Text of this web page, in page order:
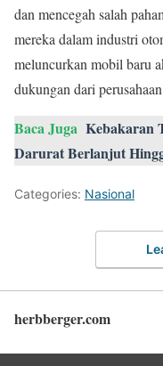
dan mencegah salah
mereka dalam industri
meluncurkan mobil baru
dukungan dari
Baca Juga Kebakaran
Darurat Berlanjut
Categories: Nasional
herbberger.com